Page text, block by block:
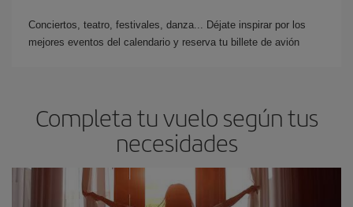
Conciertos, teatro, festivales, danza... Déjate inspirar por los
mejores eventos del calendario y reserva tu billete de avión
Completa tu vuelo según tus
necesidades